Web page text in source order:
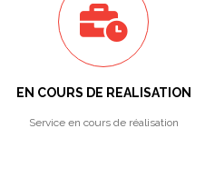
EN COURS DE REALISATION
Service en cours de réalisation